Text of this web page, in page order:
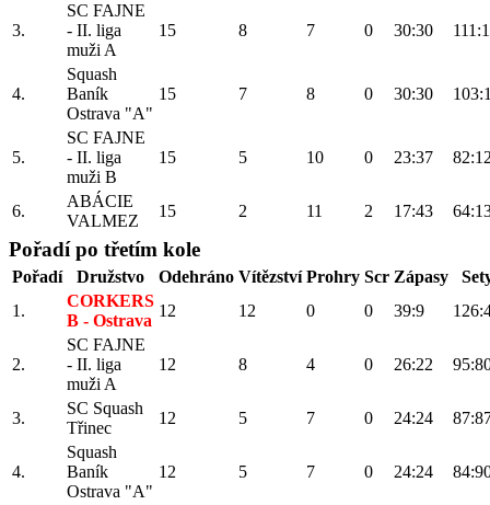
3.
SC FAJNE
- II. liga
muži A
15 8 7 0 30:30
4.
Squash
Baník
Ostrava "A"
15 7 8 0 30:30
5.
SC FAJNE
- II. liga
muži B
15 5 10 0 23:37
6.
ABÁCIE
VALMEZ
15 2 11 2 17:43
Pořadí po třetím kole
Pořadí Družstvo Odehráno Vítězství Prohry Scr Zápasy
1.
CORKERS
B - Ostrava
12 12 0 0 39:9
2.
SC FAJNE
- II. liga
muži A
12 8 4 0 26:22
3.
SC Squash
Třinec
12 5 7 0 24:24
4.
Squash
Baník
Ostrava "A"
12 5 7 0 24:24